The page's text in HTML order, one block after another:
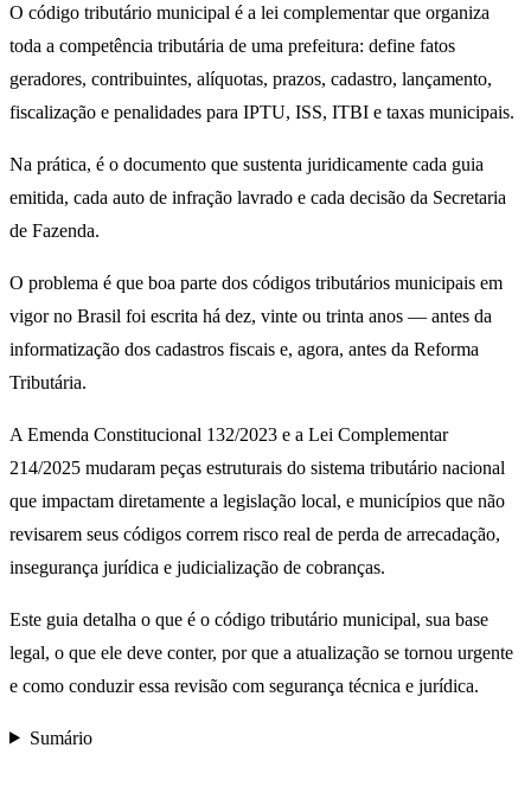
O código tributário municipal é a lei complementar que organiza
toda a competência tributária de uma prefeitura: define fatos
geradores, contribuintes, alíquotas, prazos, cadastro, lançamento,
fiscalização e penalidades para IPTU, ISS, ITBI e taxas municipais.
Na prática, é o documento que sustenta juridicamente cada guia
emitida, cada auto de infração lavrado e cada decisão da Secretaria
de Fazenda.
O problema é que boa parte dos códigos tributários municipais em
vigor no Brasil foi escrita há dez, vinte ou trinta anos — antes da
informatização dos cadastros fiscais e, agora, antes da Reforma
Tributária.
A Emenda Constitucional 132/2023 e a Lei Complementar
214/2025 mudaram peças estruturais do sistema tributário nacional
que impactam diretamente a legislação local, e municípios que não
revisarem seus códigos correm risco real de perda de arrecadação,
insegurança jurídica e judicialização de cobranças.
Este guia detalha o que é o código tributário municipal, sua base
legal, o que ele deve conter, por que a atualização se tornou urgente
e como conduzir essa revisão com segurança técnica e jurídica.
Sumário